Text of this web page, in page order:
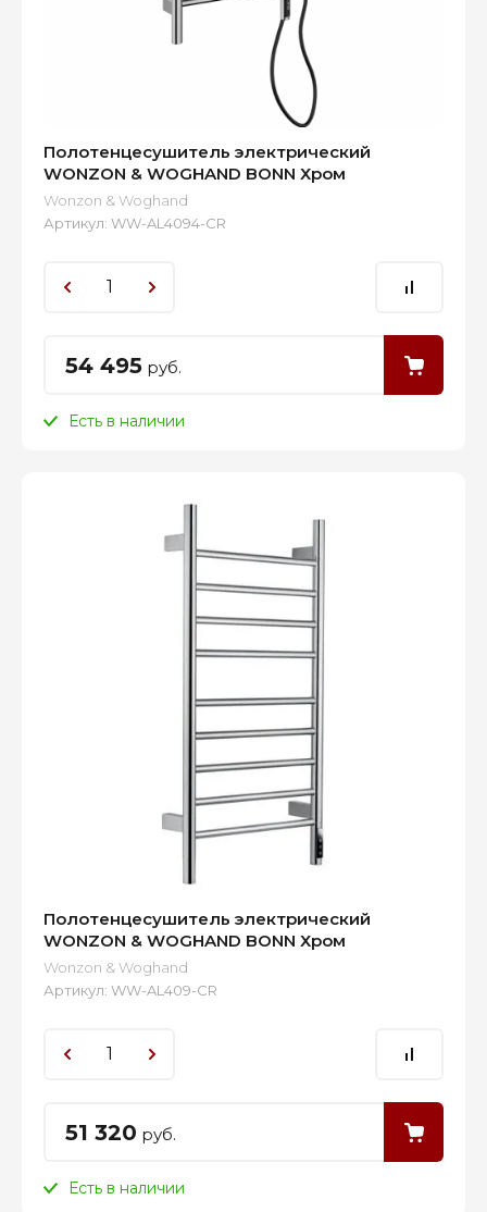
Полотенцесушитель электрический
WONZON & WOGHAND BONN Хром
Wonzon & Woghand
Артикул: WW-AL4094-CR
54 495 руб.
Есть в наличии
Полотенцесушитель электрический
WONZON & WOGHAND BONN Хром
Wonzon & Woghand
Артикул: WW-AL409-CR
51 320 руб.
Есть в наличии